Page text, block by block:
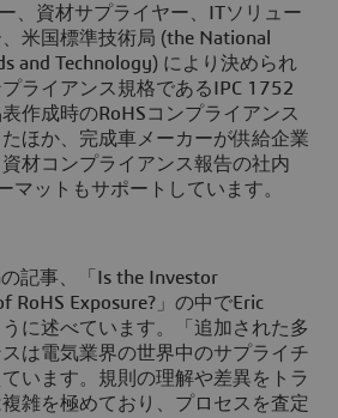
、資材サプライヤー、ITソリュー
米国標準技術局 (the National
and Technology) により決められ
ライアンス規格であるIPC 1752
作成時のRoHSコンプライアンス
ほか、完成車メーカーが供給企業
材コンプライアンス報告の社内
マットもサポートしています。
記事、「Is the Investor
RoHS Exposure?」の中でEric
に述べています。「追加された多
は電気業界の世界中のサプライチ
います。規則の理解や差異をトラ
雑を極めており、プロセスを査定